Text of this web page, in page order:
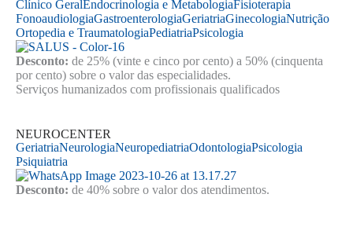
Clínico GeralEndocrinologia e MetabologiaFisioterapia
FonoaudiologiaGastroenterologiaGeriatriaGinecologiaNutrição
Ortopedia e TraumatologiaPediatriaPsicologia
Desconto: de 25% (vinte e cinco por cento) a 50% (cinquenta
por cento) sobre o valor das especialidades.
Serviços humanizados com profissionais qualificados
NEUROCENTER
GeriatriaNeurologiaNeuropediatriaOdontologiaPsicologia
Psiquiatria
Desconto: de 40% sobre o valor dos atendimentos.